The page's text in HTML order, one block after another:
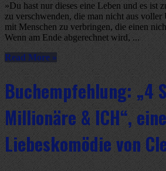
»Du hast nur dieses eine Leben und es ist
zu verschwenden, die man nicht aus voller
mit Menschen zu verbringen, die einen
Wenn am Ende abgerechnet wird, ...
Read More »
Buchempfehlung: „4
Millionäre & ICH“, eine
Liebeskomödie von